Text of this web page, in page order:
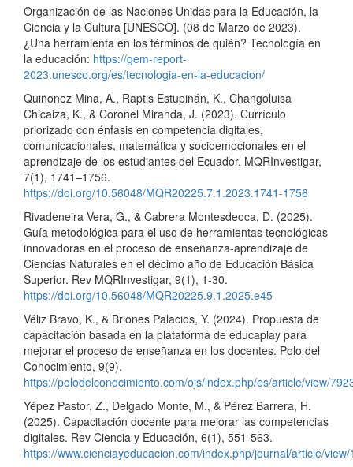
Organización de las Naciones Unidas para la Educación, la
Ciencia y la Cultura [UNESCO]. (08 de Marzo de 2023).
¿Una herramienta en los términos de quién? Tecnología en
la educación: https://gem-report-
2023.unesco.org/es/tecnologia-en-la-educacion/
Quiñonez Mina, A., Raptis Estupiñán, K., Changoluisa
Chicaiza, K., & Coronel Miranda, J. (2023). Currículo
priorizado con énfasis en competencia digitales,
comunicacionales, matemática y socioemocionales en el
aprendizaje de los estudiantes del Ecuador. MQRInvestigar,
7(1), 1741–1756.
https://doi.org/10.56048/MQR20225.7.1.2023.1741-1756
Rivadeneira Vera, G., & Cabrera Montesdeoca, D. (2025).
Guía metodológica para el uso de herramientas tecnológicas
innovadoras en el proceso de enseñanza-aprendizaje de
Ciencias Naturales en el décimo año de Educación Básica
Superior. Rev MQRInvestigar, 9(1), 1-30.
https://doi.org/10.56048/MQR20225.9.1.2025.e45
Véliz Bravo, K., & Briones Palacios, Y. (2024). Propuesta de
capacitación basada en la plataforma de educaplay para
mejorar el proceso de enseñanza en los docentes. Polo del
Conocimiento, 9(9).
https://polodelconocimiento.com/ojs/index.php/es/article/view/
Yépez Pastor, Z., Delgado Monte, M., & Pérez Barrera, H.
(2025). Capacitación docente para mejorar las competencias
digitales. Rev Ciencia y Educación, 6(1), 551-563.
https://www.cienciayeducacion.com/index.php/journal/article/